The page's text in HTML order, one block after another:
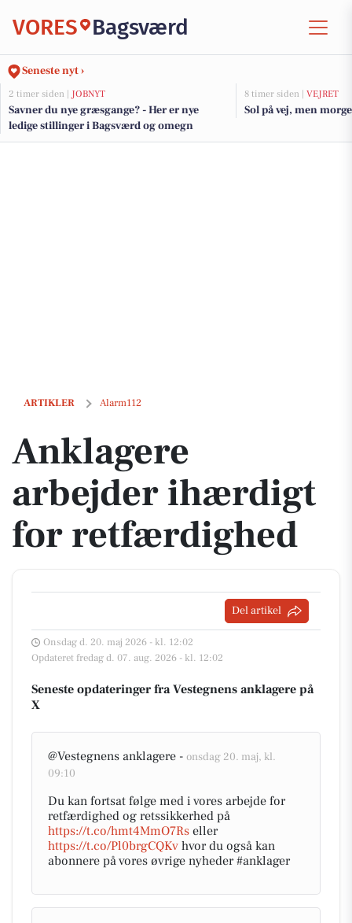
VORES Bagsværd
Seneste nyt ›
2 timer siden | JOBNYT
Savner du nye græsgange? - Her er nye
ledige stillinger i Bagsværd og omegn
8 timer siden | VEJRET
Sol på vej, men
ARTIKLER Alarm112
Anklagere arbejder ihærdigt for retfærdighed
Anklagere
arbejder ihærdigt
for retfærdighed
Del artikel
Onsdag d. 20. maj 2026 - kl. 12:02
Opdateret fredag d. 07. aug. 2026 - kl. 12:02
Seneste opdateringer fra Vestegnens anklagere på
X
@Vestegnens anklagere - onsdag 20. maj, kl.
09:10
Du kan fortsat følge med i vores arbejde for
retfærdighed og retssikkerhed på
https://t.co/hmt4MmO7Rs eller
https://t.co/Pl0brgCQKv hvor du også kan
abonnere på vores øvrige nyheder #anklager